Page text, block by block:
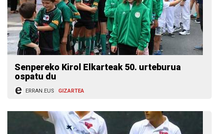
Senpereko Kirol Elkarteak 50. urteburua
ospatu du
ERRAN.EUS GIZARTEA